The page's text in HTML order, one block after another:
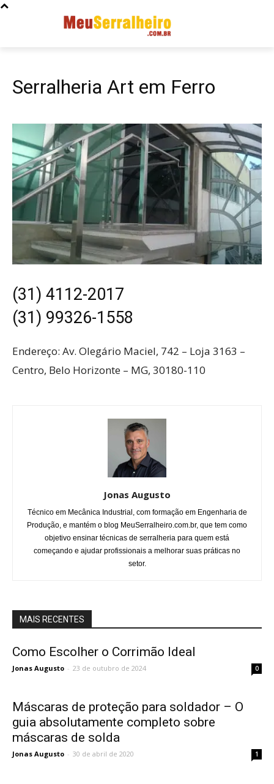
Serralheria Art em Ferro
(31) 4112-2017
(31) 99326-1558
Endereço: Av. Olegário Maciel, 742 – Loja 3163 –
Centro, Belo Horizonte – MG, 30180-110
Jonas Augusto
Técnico em Mecânica Industrial, com formação em Engenharia de
Produção, e mantém o blog MeuSerralheiro.com.br, que tem como
objetivo ensinar técnicas de serralheria para quem está
começando e ajudar profissionais a melhorar suas práticas no
setor.
MAIS RECENTES
Como Escolher o Corrimão Ideal
Jonas Augusto - 23 de outubro de 2024 0
Máscaras de proteção para soldador – O
guia absolutamente completo sobre
máscaras de solda
Jonas Augusto - 30 de abril de 2020 1